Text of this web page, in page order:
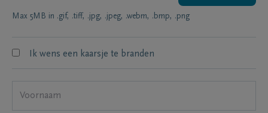
Max 5MB in .gif, .tiff, .jpg, .jpeg, .webm, .bmp, .png
Ik wens een kaarsje te branden